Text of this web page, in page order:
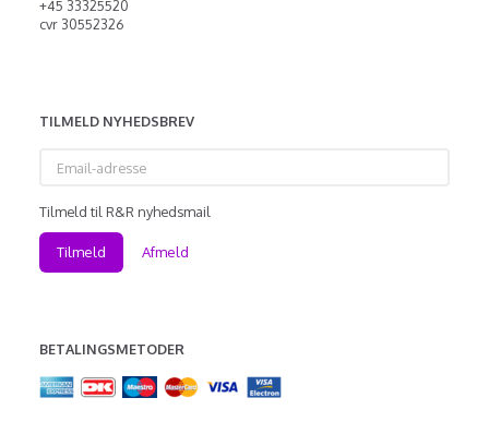
+45 33325520
cvr 30552326
TILMELD NYHEDSBREV
adresse
Tilmeld til R&R nyhedsmail
Tilmeld Afmeld
BETALINGSMETODER